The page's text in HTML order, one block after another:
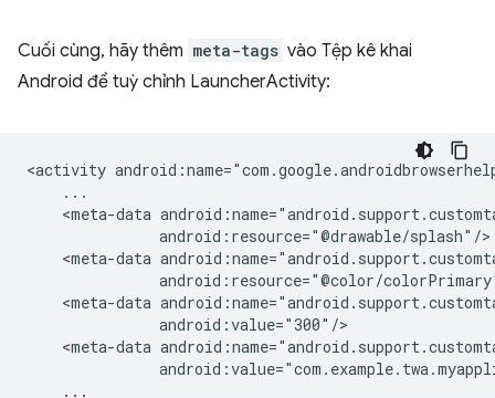
Cuối cùng, hãy thêm meta-tags vào Tệp kê khai
Android để tuỳ chỉnh LauncherActivity:
<activity
<meta-data
<meta-data
<meta-data
<meta-data
...